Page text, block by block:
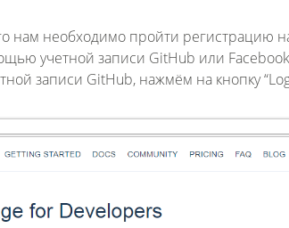
необходимо пройти регистрацию
учетной записи GitHub или
записи GitHub, нажмём на кнопку